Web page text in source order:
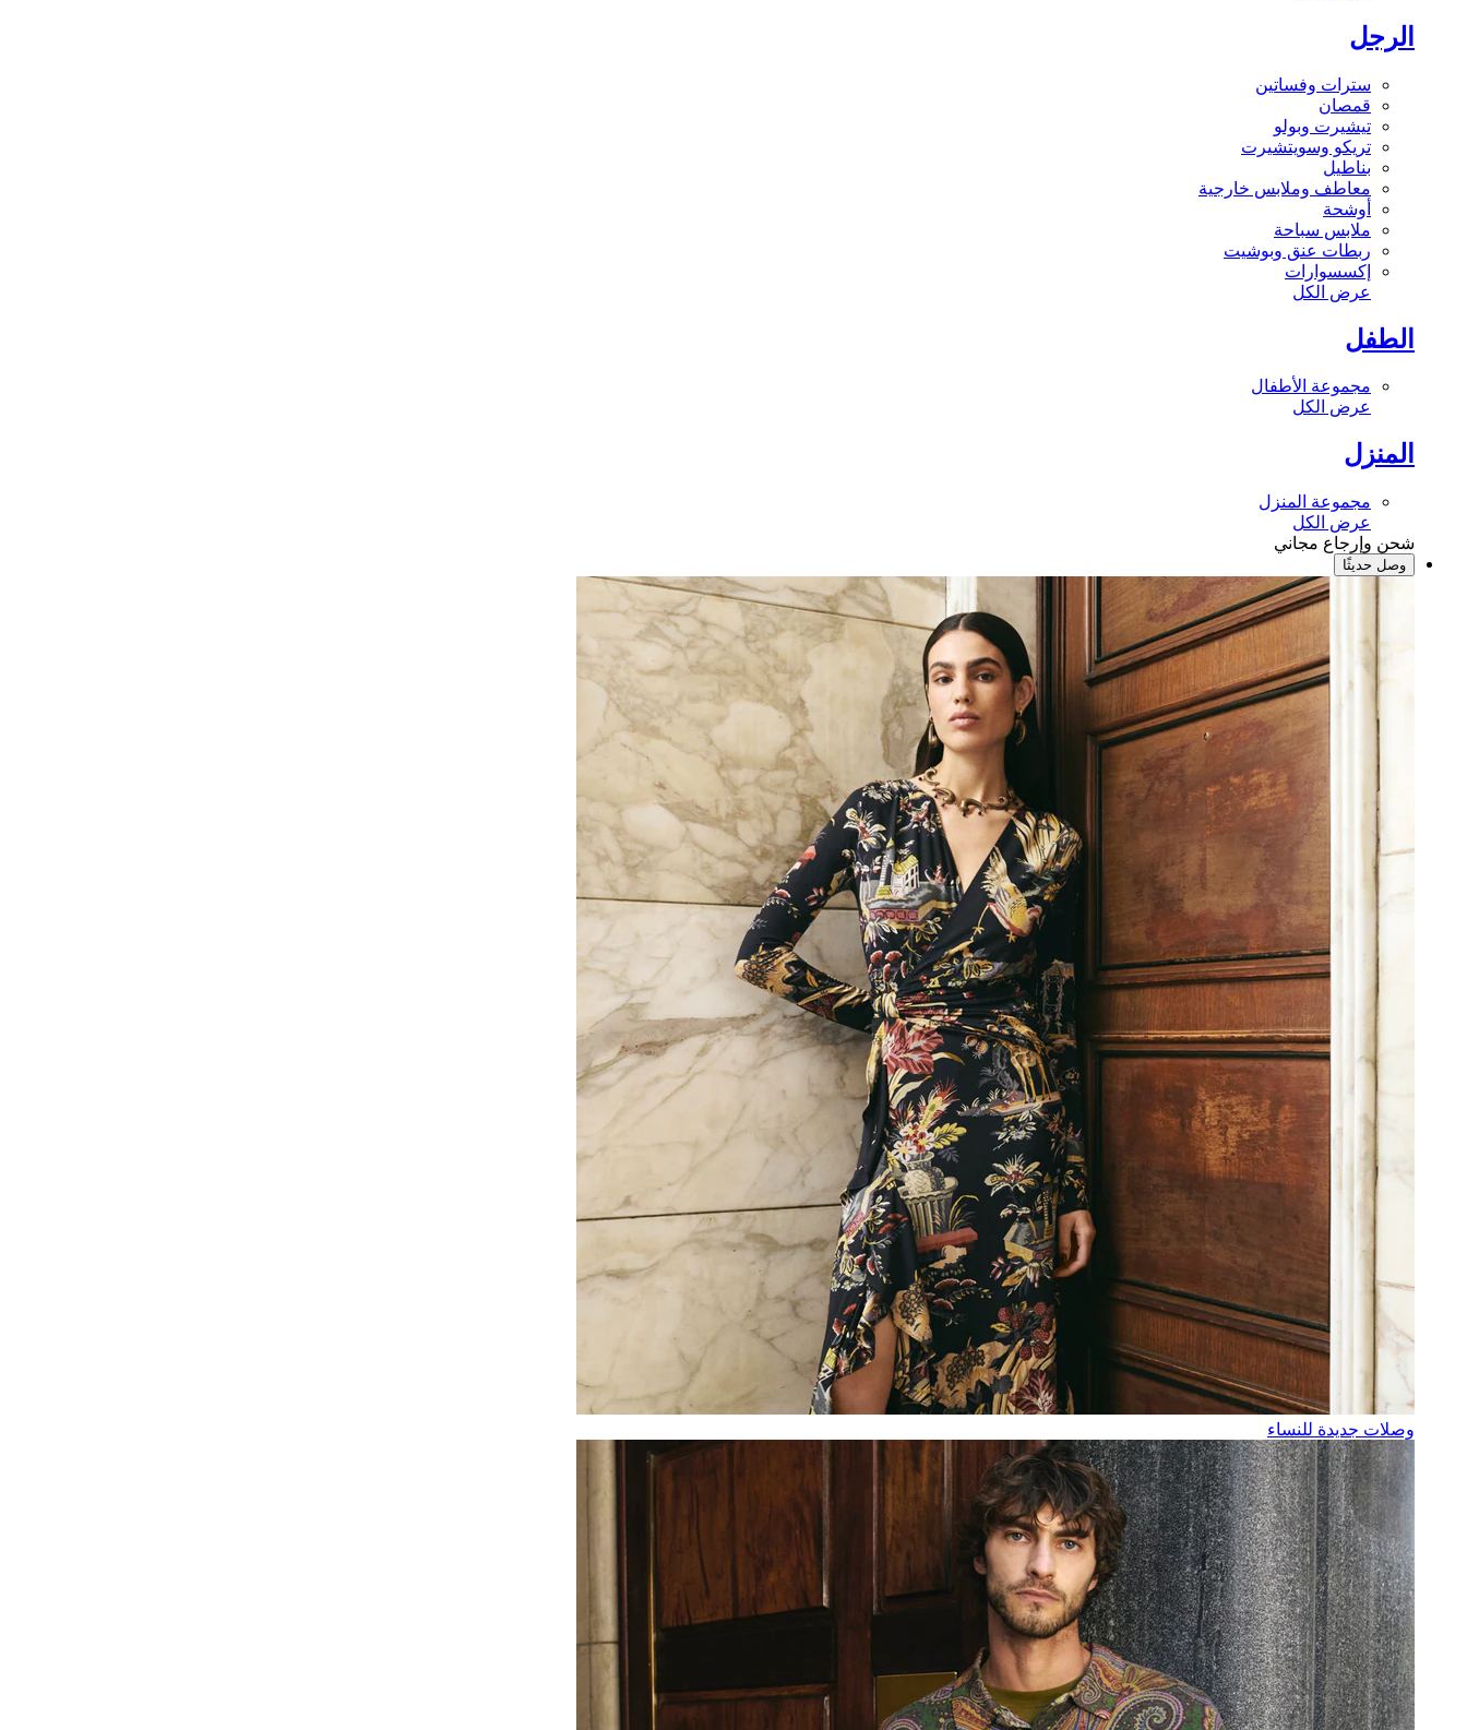
الرجل
سترات وفساتين
قمصان
تيشيرت وبولو
تريكو وسويتشيرت
بناطيل
معاطف وملابس خارجية
أوشحة
ملابس سباحة
ربطات عنق وبوشيت
إكسسوارات
عرض الكل
الطفل
مجموعة الأطفال
عرض الكل
المنزل
مجموعة المنزل
عرض الكل
شحن وإرجاع مجاني
وصل حديثًا
وصلات جديدة للنساء